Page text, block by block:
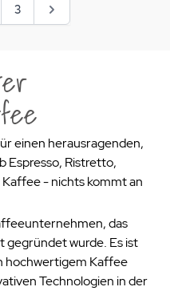
Seite
Seite
3 Seite
einen herausragenden,
Espresso, Ristretto,
- nichts kommt an
das
gegründet wurde. Es ist
hochwertigem Kaffee
Technologien in der